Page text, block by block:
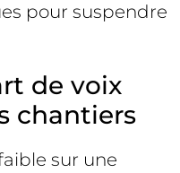
pour suspendre
de voix
chantiers
sur une